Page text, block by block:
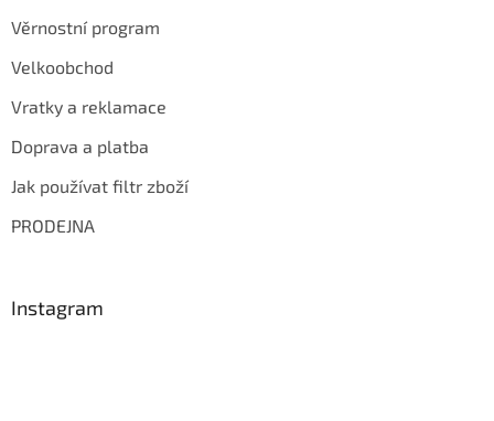
Věrnostní program
Velkoobchod
Vratky a reklamace
Doprava a platba
Jak používat filtr zboží
PRODEJNA
Instagram